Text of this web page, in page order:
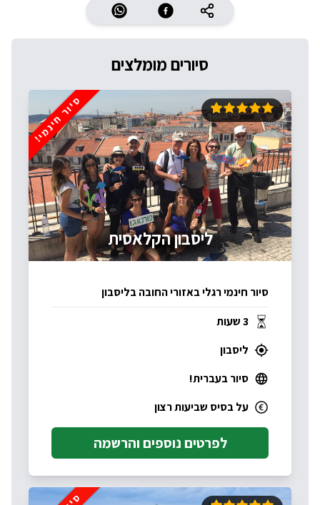
סיורים מומלצים
סיור חינמי!
ליסבון הקלאסית
סיור חינמי רגלי באזורי החובה בליסבון
3 שעות
ליסבון
סיור בעברית!
על בסיס שביעות רצון
לפרטים נוספים והרשמה